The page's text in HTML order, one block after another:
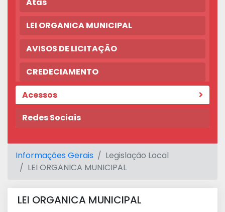
LEI ORGANICA MUNICIPAL
AVISOS DE LICITAÇÃO
CREDECIAMENTO
Acessos
Redes Sociais
Informações Gerais
Legislação Local
LEI ORGANICA MUNICIPAL
LEI ORGANICA MUNICIPAL